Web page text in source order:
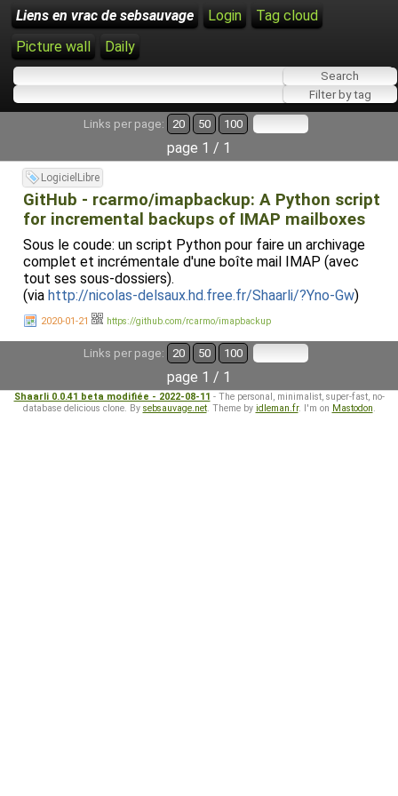
Liens en vrac de sebsauvage Login
Tag cloud
Picture wall
Daily
Links per page: 20 50 100
page 1 / 1
LogicielLibre
GitHub - rcarmo/imapbackup: A Python script
for incremental backups of IMAP mailboxes
Sous le coude: un script Python pour faire un archivage
complet et incrémentale d'une boîte mail IMAP (avec
tout ses sous-dossiers).
(via http://nicolas-delsaux.hd.free.fr/Shaarli/?Yno-Gw)
2020-01-21 https://github.com/rcarmo/imapbackup
Links per page: 20 50 100
page 1 / 1
Shaarli 0.0.41 beta modifiée - 2022-08-11 - The personal, minimalist, super-fast, no-
database delicious clone. By sebsauvage.net. Theme by idleman.fr. I'm on Mastodon.